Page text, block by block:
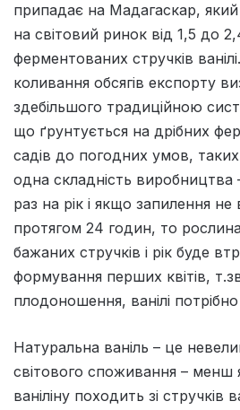
припадає на Мадагаскар,
на світовий ринок від 1,5 до
ферментованих стручків
коливання обсягів експорту
здебільшого традиційною
що ґрунтується на дрібних
садів до погодних умов,
одна складність виробництва
раз на рік і якщо запилення не
протягом 24 годин, то
бажаних стручків і рік буде
формування перших квітів,
плодоношення, ванілі
Натуральна ваніль – це
світового споживання – менш
ваніліну походить зі стручків